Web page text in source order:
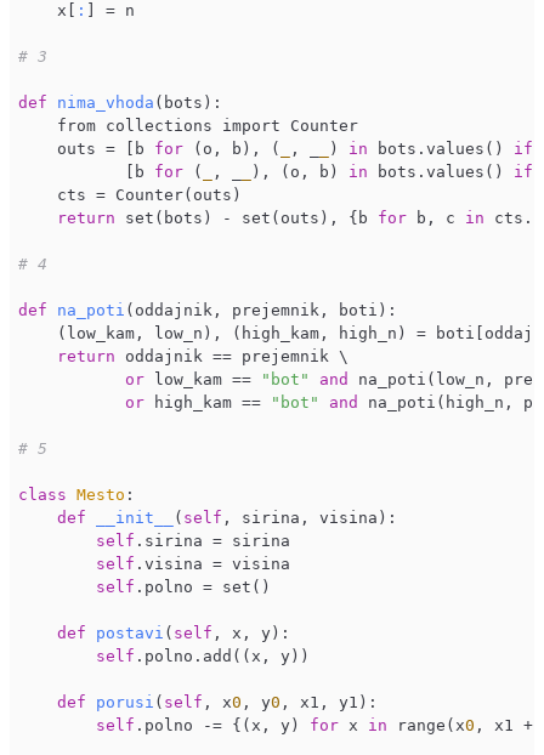
    x[
: ] = n
# 3
def nima_vhoda (bots) :
    from collections import Counter
    outs = [b
for (o, b), ( , _ ) in bots.values() if
           [b
for ( , _ ), (o, b) in bots.values() if
    cts = Counter(outs)
return set(bots) - set(outs), {b for b, c in
# 4
def na_poti (oddajnik, prejemnik, boti) :
(low_kam, low_n), (high_kam, high_n) =
return oddajnik == prejemnik \
or low_kam == "bot" and
na_poti(low_n,
or high_kam == "bot" and na_poti(high_n,
# 5
class Mesto :
def
__init__ ( self , sirina, visina) :
self .sirina = sirina
self .visina = visina
self .polno = set()
def postavi ( self , x, y) :
self .polno.add((x, y))
def porusi ( self , x0 , y0 , x1, y1) :
self .polno -= {(x, y) for x in range(x0 , x1 +